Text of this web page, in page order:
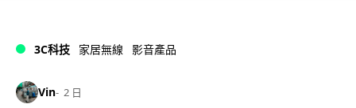
3C科技 家居無線 影音產品
Vin 2 日